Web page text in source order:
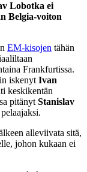
Lobotka ei
Belgia-voiton
EM-kisojen tähän
Frankfurtissa.
iskenytIvan
keskikentän
pitänytStanislav
alleviivata sitä,
johon kukaan ei